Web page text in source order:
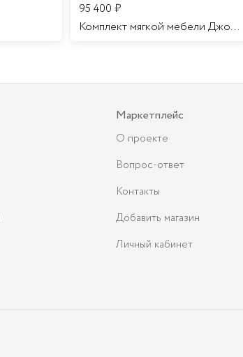
95 400 ₽
Комплект мягкой мебели Джоконда
Маркетплейс
О проекте
Вопрос-ответ
Контакты
Добавить магазин
Личный кабинет